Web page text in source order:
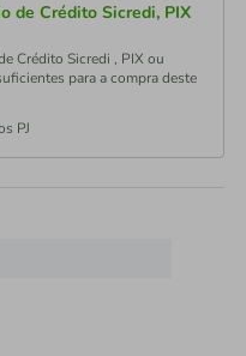
de Crédito Sicredi, PIX
Crédito Sicredi , PIX ou
para a compra deste
PJ